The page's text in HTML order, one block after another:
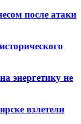
после атаки
энергетику не
взлетели